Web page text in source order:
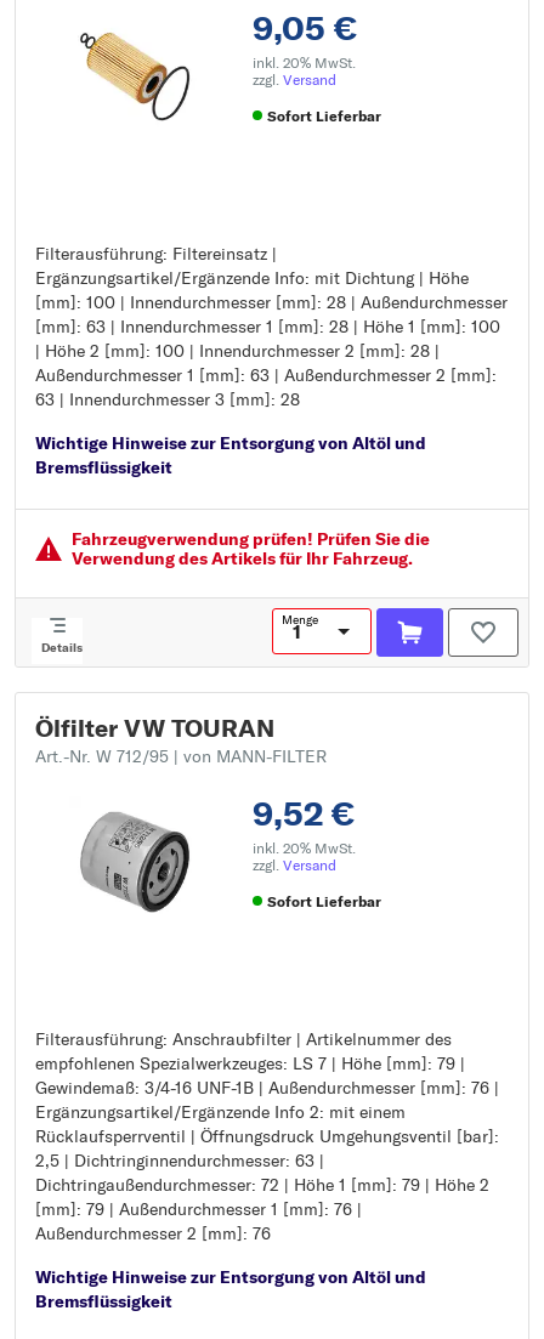
9,05 €
inkl. 20% MwSt.
zzgl. Versand
Sofort Lieferbar
Filterausführung: Filtereinsatz |
Ergänzungsartikel/Ergänzende Info: mit Dichtung | Höhe
[mm]: 100 | Innendurchmesser [mm]: 28 | Außendurchmesser
[mm]: 63 | Innendurchmesser 1 [mm]: 28 | Höhe 1 [mm]: 100
| Höhe 2 [mm]: 100 | Innendurchmesser 2 [mm]: 28 |
Außendurchmesser 1 [mm]: 63 | Außendurchmesser 2 [mm]:
63 | Innendurchmesser 3 [mm]: 28
Wichtige Hinweise zur Entsorgung von Altöl und
Bremsflüssigkeit
Filterausführung: Filtereinsatz
Ergänzungsartikel/Ergänzende Info: mit Dichtung
Höhe [mm]: 100
Innendurchmesser [mm]: 28
Außendurchmesser [mm]: 63
Innendurchmesser 1 [mm]: 28
Höhe 1 [mm]: 100
Innendurchmesser 2 [mm]: 28
Außendurchmesser 1 [mm]: 63
Fahrzeugver­wendung prüfen! Prüfen Sie die
Verwendung des Artikels für Ihr Fahrzeug.
Details
Menge
Ölfilter VW TOURAN
Art.-Nr. W 712/95 | von MANN-FILTER
9,52 €
inkl. 20% MwSt.
zzgl. Versand
Sofort Lieferbar
Filterausführung: Anschraubfilter | Artikelnummer des
empfohlenen Spezialwerkzeuges: LS 7 | Höhe [mm]: 79 |
Gewindemaß: 3/4-16 UNF-1B | Außendurchmesser [mm]: 76 |
Ergänzungsartikel/Ergänzende Info 2: mit einem
Rücklaufsperrventil | Öffnungsdruck Umgehungsventil [bar]:
2,5 | Dichtringinnendurchmesser: 63 |
Dichtringaußendurchmesser: 72 | Höhe 1 [mm]: 79 | Höhe 2
[mm]: 79 | Außendurchmesser 1 [mm]: 76 |
Außendurchmesser 2 [mm]: 76
Wichtige Hinweise zur Entsorgung von Altöl und
Bremsflüssigkeit
Filterausführung: Anschraubfilter
Artikelnummer des empfohlenen Spezialwerkzeuges: LS 7
Höhe [mm]: 79
Gewindemaß: 3/4-16 UNF-1B
Außendurchmesser [mm]: 76
Ergänzungsartikel/Ergänzende Info 2: mit einem
Rücklaufsperrventil
Öffnungsdruck Umgehungsventil [bar]: 2,5
Dichtringinnendurchmesser: 63
Höhe 1 [mm]: 79
Höhe 2 [mm]: 79